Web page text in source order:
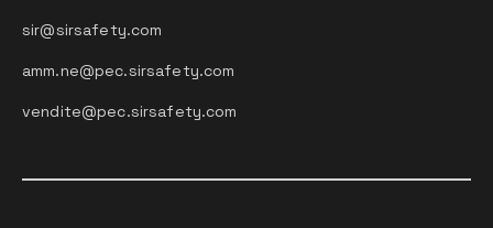
sir@sirsafety.com
amm.ne@pec.sirsafety.com
vendite@pec.sirsafety.com